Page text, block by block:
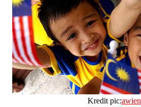
Kredit pic:awien